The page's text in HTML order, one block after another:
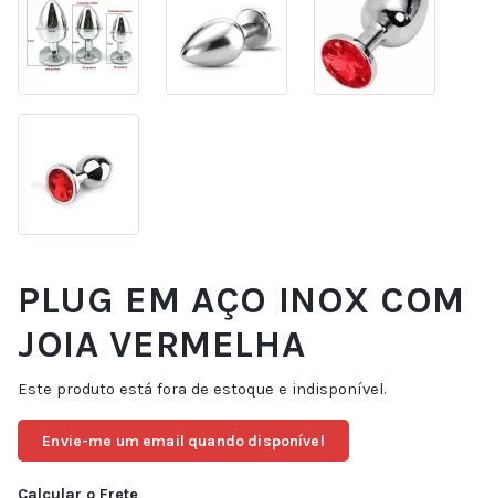
PLUG EM AÇO INOX COM
JOIA VERMELHA
Este produto está fora de estoque e indisponível.
Envie-me um email quando disponível